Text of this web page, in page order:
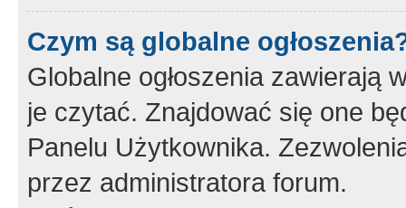
Czym są globalne
Globalne ogłoszenia zawierają
je czytać. Znajdować się one
Panelu Użytkownika.
przez administratora forum.